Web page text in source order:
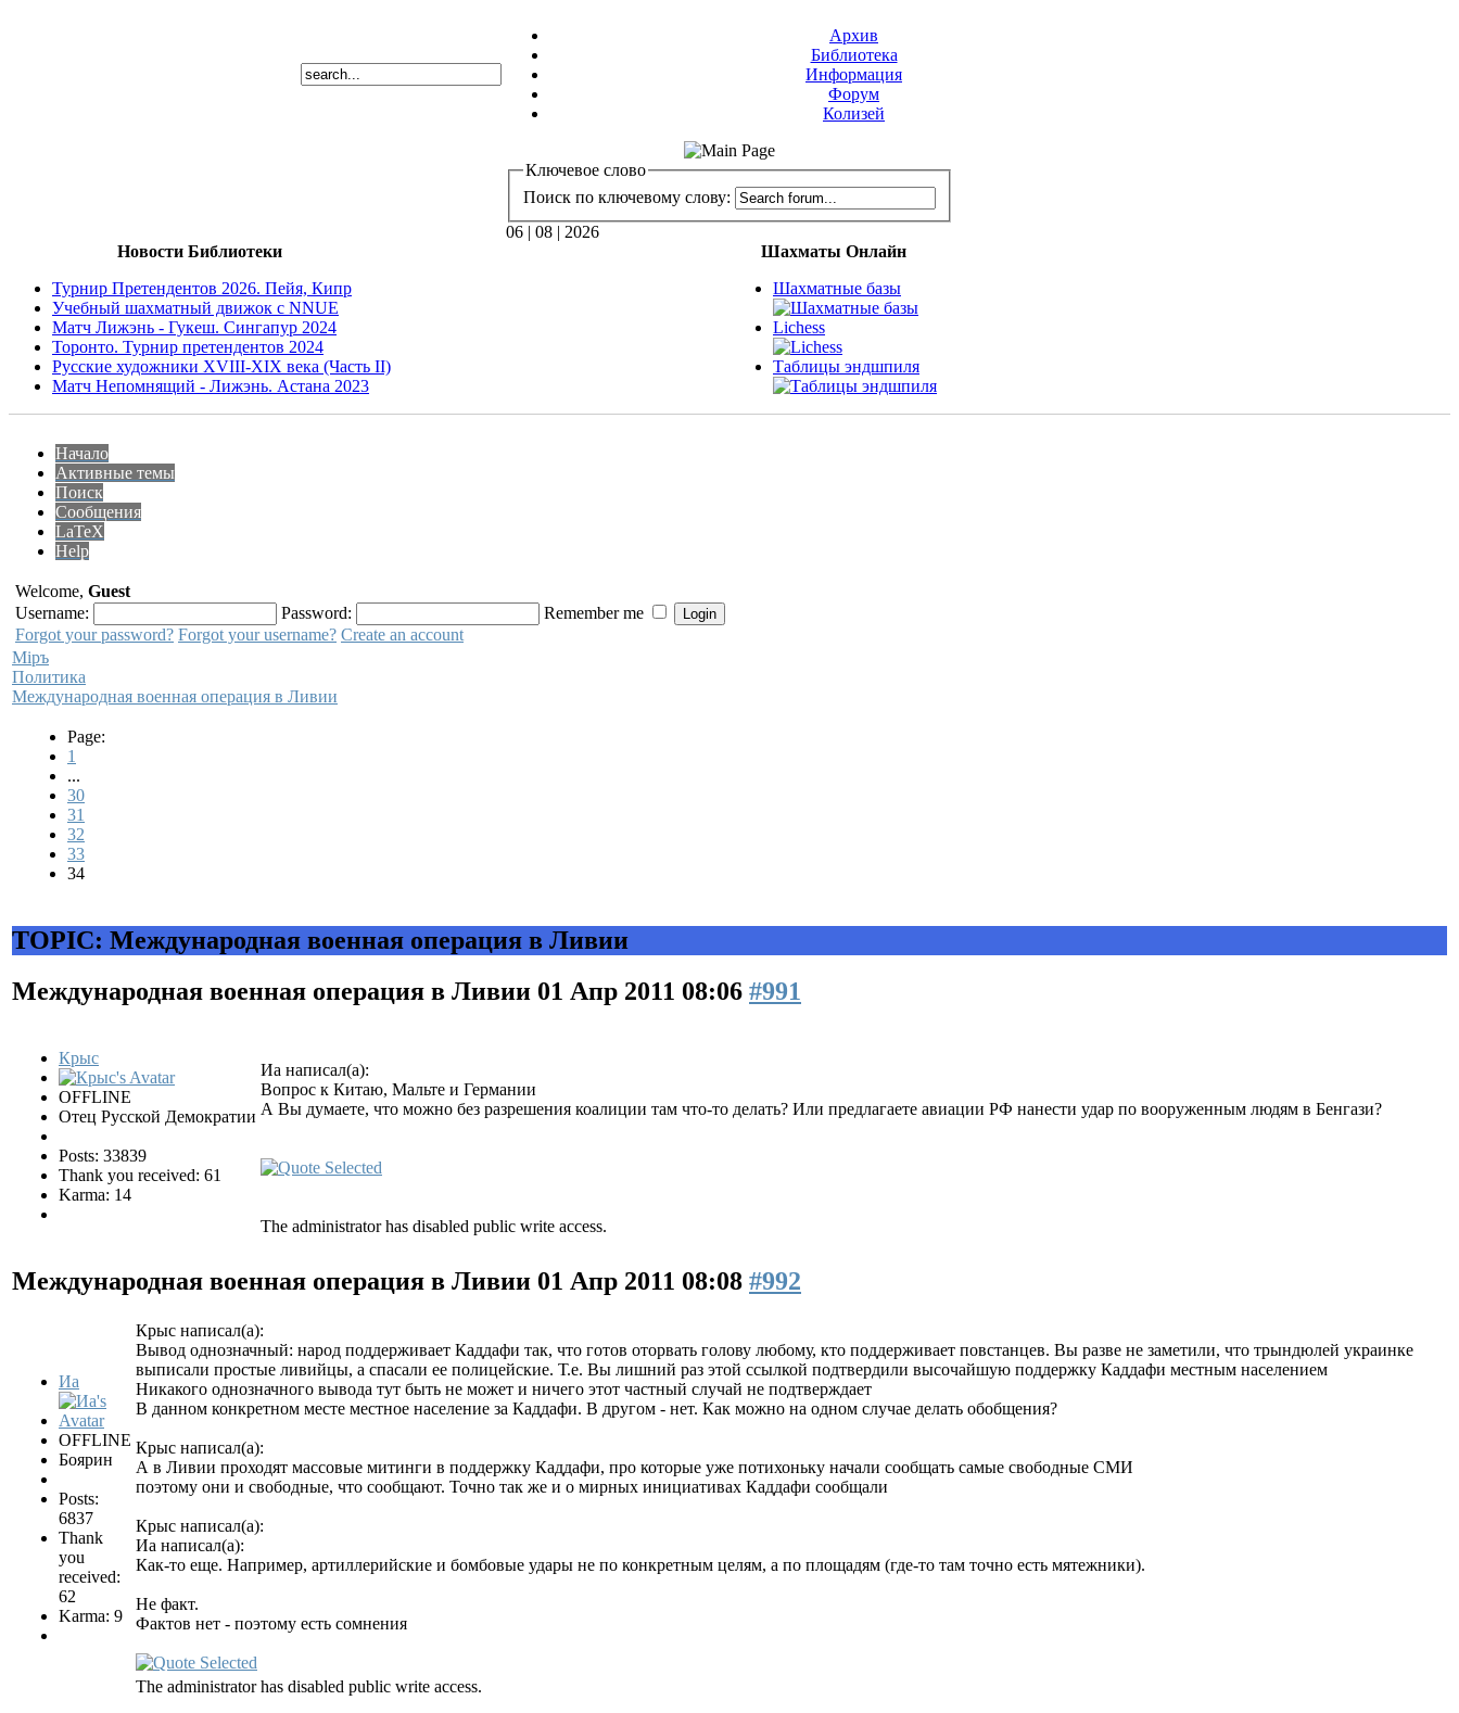
Архив
Библиотека
Информация
Форум
Колизей
Ключевое слово
Поиск по ключевому слову:
06 | 08 | 2026
Новости Библиотеки
Турнир Претендентов 2026. Пейя, Кипр
Учебный шахматный движок с NNUE
Матч Лижэнь - Гукеш. Сингапур 2024
Торонто. Турнир претендентов 2024
Русские художники XVIII-XIX века (Часть II)
Матч Непомнящий - Лижэнь. Астана 2023
Шахматы Онлайн
Шахматные базы
Lichess
Таблицы эндшпиля
Начало
Активные темы
Поиск
Сообщения
LaTeX
Help
Welcome, Guest
Username:
Password:
Remember me
Forgot your password? Forgot your username? Create an account
Мiръ
Политика
Международная военная операция в Ливии
Page:
1
...
30
31
32
33
34
TOPIC: Международная военная операция в Ливии
Международная военная операция в Ливии 01 Апр 2011 08:06 #991
Крыс
OFFLINE
Отец Русской Демократии
Posts: 33839
Thank you received: 61
Karma: 14
Иа написал(а):
Вопрос к Китаю, Мальте и Германии
А Вы думаете, что можно без разрешения коалиции там что-то делать? Или предлагаете авиации РФ нанести удар по вооруженным людям в Бенгази?
The administrator has disabled public write access.
Международная военная операция в Ливии 01 Апр 2011 08:08 #992
Иа
OFFLINE
Боярин
Posts:
6837
Thank
you
received:
62
Karma: 9
Крыс написал(а):
Вывод однозначный: народ поддерживает Каддафи так, что готов оторвать голову любому, кто поддерживает повстанцев. Вы разве не заметили, что трындюлей украинке
выписали простые ливийцы, а спасали ее полицейские. Т.е. Вы лишний раз этой ссылкой подтвердили высочайшую поддержку Каддафи местным населением
Никакого однозначного вывода тут быть не может и ничего этот частный случай не подтверждает
В данном конкретном месте местное население за Каддафи. В другом - нет. Как можно на одном случае делать обобщения?
Крыс написал(а):
А в Ливии проходят массовые митинги в поддержку Каддафи, про которые уже потихоньку начали сообщать самые свободные СМИ
поэтому они и свободные, что сообщают. Точно так же и о мирных инициативах Каддафи сообщали
Крыс написал(а):
Иа написал(а):
Как-то еще. Например, артиллерийские и бомбовые удары не по конкретным целям, а по площадям (где-то там точно есть мятежники).
Не факт.
Фактов нет - поэтому есть сомнения
The administrator has disabled public write access.